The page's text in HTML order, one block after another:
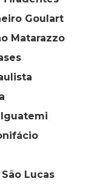
Goulart
Matarazzo
Iguatemi
São Lucas